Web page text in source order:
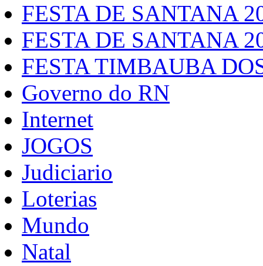
FESTA DE SANTANA
FESTA DE SANTANA
FESTA TIMBAUBA
Governo do RN
Internet
JOGOS
Judiciario
Loterias
Mundo
Natal